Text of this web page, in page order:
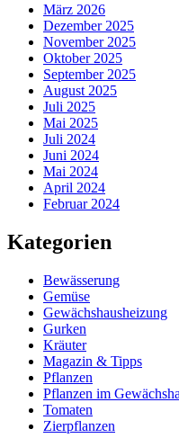
März 2026
Dezember 2025
November 2025
Oktober 2025
September 2025
August 2025
Juli 2025
Mai 2025
Juli 2024
Juni 2024
Mai 2024
April 2024
Februar 2024
Kategorien
Bewässerung
Gemüse
Gewächshausheizung
Gurken
Kräuter
Magazin & Tipps
Pflanzen
Pflanzen im
Tomaten
Zierpflanzen